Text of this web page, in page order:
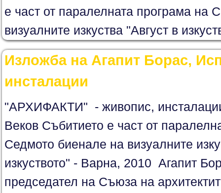
е част от паралелната програма на
визуалните изкуства "Август в
Изложба на Агапит Борас,
инсталации
"АРХИФАКТИ" - живопис,
Веков Събитието е част от
Седмото биенале на визуалните
изкуството" - Варна, 2010 Агапит
председател на Съюза на